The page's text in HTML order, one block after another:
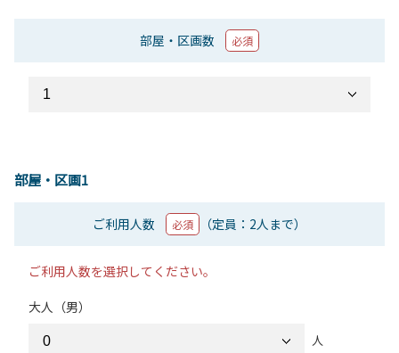
部屋・区画数 必須
部屋・区画1
ご利用人数 必須 （定員：2人まで）
ご利用人数を選択してください。
大人（男）
人